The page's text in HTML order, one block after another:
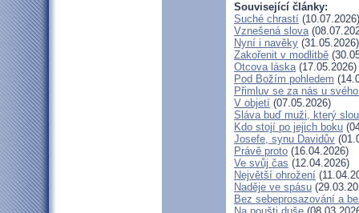
Související články:
Suché chrastí (10.07.2026)
Vznešená slova
Nyní i navěky (31.05.2026)
Zakořenit v modlitbě
Otcova láska(17.05.2026)
Pod Božím pohledem
Přimluv se za nás u
V objetí (07.05.2026)
Sláva buď muži, který
Kdo stojí po jejich boku
Josefe, synu Davidův
Právě proto (16.04.2026)
Ve svůj čas (12.04.2026)
Největší ohrožení
Naděje ve spásu
Bez sebeprosazování a